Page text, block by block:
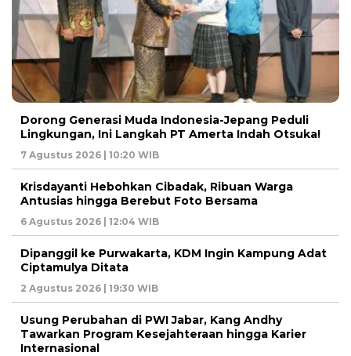
Dorong Generasi Muda Indonesia-Jepang Peduli
Lingkungan, Ini Langkah PT Amerta Indah Otsuka!
7 Agustus 2026 | 10:20 WIB
Krisdayanti Hebohkan Cibadak, Ribuan Warga
Antusias hingga Berebut Foto Bersama
6 Agustus 2026 | 12:04 WIB
Dipanggil ke Purwakarta, KDM Ingin Kampung Adat
Ciptamulya Ditata
2 Agustus 2026 | 19:30 WIB
Usung Perubahan di PWI Jabar, Kang Andhy
Tawarkan Program Kesejahteraan hingga Karier
Internasional